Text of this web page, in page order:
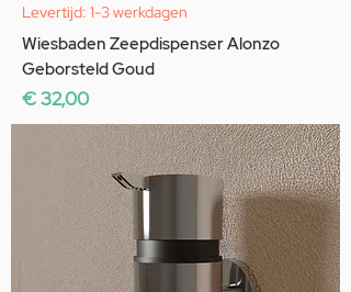
Levertijd: 1-3 werkdagen
Wiesbaden Zeepdispenser Alonzo
Geborsteld Goud
Prijs
€ 32,00